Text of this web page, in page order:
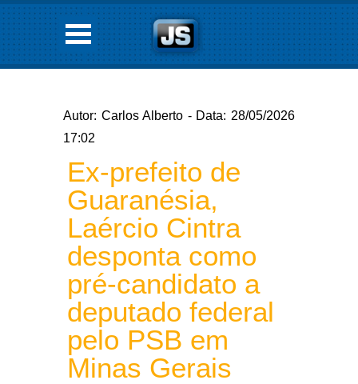
Autor: Carlos Alberto - Data: 28/05/2026
17:02
Ex-prefeito de
Guaranésia,
Laércio Cintra
desponta como
pré-candidato a
deputado federal
pelo PSB em
Minas Gerais